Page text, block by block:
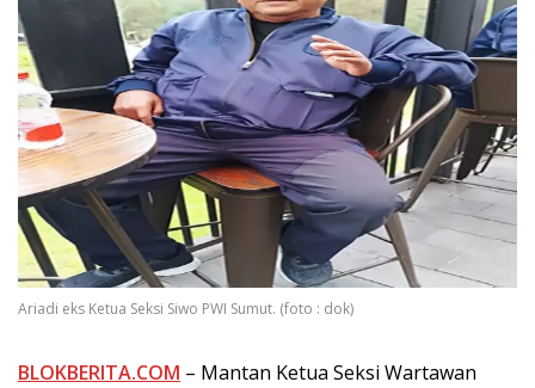
Ariadi eks Ketua Seksi Siwo PWI Sumut. (foto : dok)
BLOKBERITA.COM – Mantan Ketua Seksi Wartawan